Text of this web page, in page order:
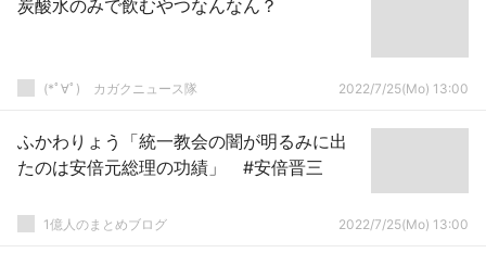
炭酸水のみで飲むやつなんなん？
(*ﾟ∀ﾟ)ゞカガクニュース隊 2022/7/25(Mo) 13:00
ふかわりょう「統一教会の闇が明るみに出
たのは安倍元総理の功績」 #安倍晋三
1億人のまとめブログ 2022/7/25(Mo) 13:00